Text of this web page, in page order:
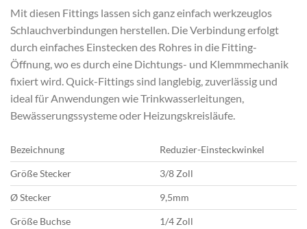
Mit diesen Fittings lassen sich ganz einfach werkzeuglos
Schlauchverbindungen herstellen. Die Verbindung erfolgt
durch einfaches Einstecken des Rohres in die Fitting-
Öffnung, wo es durch eine Dichtungs- und Klemmmechanik
fixiert wird. Quick-Fittings sind langlebig, zuverlässig und
ideal für Anwendungen wie Trinkwasserleitungen,
Bewässerungssysteme oder Heizungskreisläufe.
Bezeichnung Reduzier-Einsteckwinkel
Größe Stecker 3/8 Zoll
Ø Stecker 9,5mm
Größe Buchse 1/4 Zoll